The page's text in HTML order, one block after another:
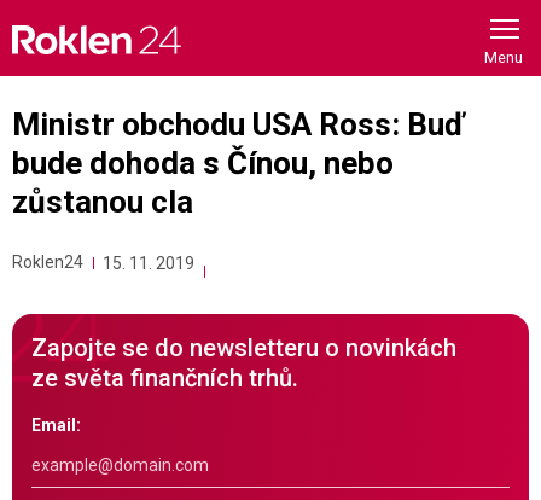
content
Ministr obchodu USA Ross: Buď
bude dohoda s Čínou, nebo
zůstanou cla
Roklen24 15. 11. 2019
Zapojte se do newsletteru o novinkách
ze světa finančních trhů.
Email: